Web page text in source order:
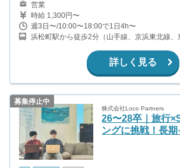
営業
時給 1,300円〜
週3日〜/10:00〜18:00で1日4h〜
浜松町駅から徒歩2分（山手線、京浜東北線、
10分（都営三田線） 竹芝駅から徒歩10分（ゆ
詳しく見る
募集停止中
株式会社Loco Partners
26〜28卒｜旅行
ングに挑戦！長